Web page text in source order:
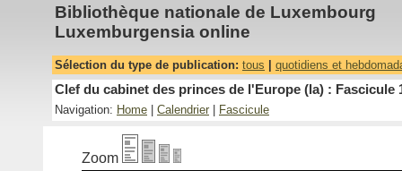
Bibliothèque nationale de Luxembourg
Luxemburgensia online
Sélection du type de publication: tous quotidiens et
Clef du cabinet des princes de l'Europe (la) : Fascicule
Navigation: Home Calendrier Fascicule
Zoom